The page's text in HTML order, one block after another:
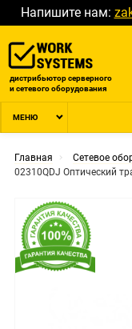
Напишите нам:
дистрибьютор серверного
и сетевого оборудования
МЕНЮ
Главная Сетевое
02310QDJ Оптический